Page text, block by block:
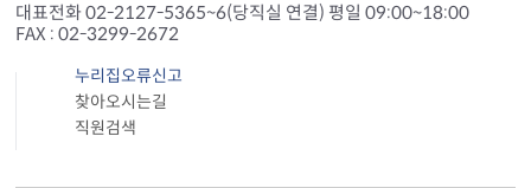
대표전화 02-2127-5365~6(당직실 연결) 평일 09:00~18:00
FAX : 02-3299-2672
누리집오류신고
찾아오시는길
직원검색